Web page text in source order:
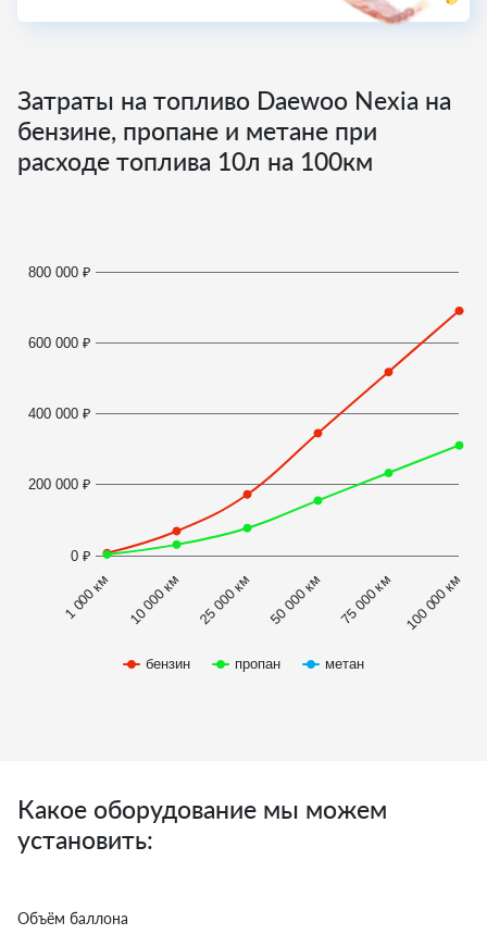
Затраты на топливо Daewoo Nexia на
бензине, пропане и метане при
расходе топлива 10л на 100км
бензин пропан метан
1 000 км 10 000 км 25 000 км 50 000 км 75 000 км 100 000 км
0 ₽
200 000 ₽
400 000 ₽
600 000 ₽
800 000 ₽
Какое оборудование мы можем
установить:
Объём баллона